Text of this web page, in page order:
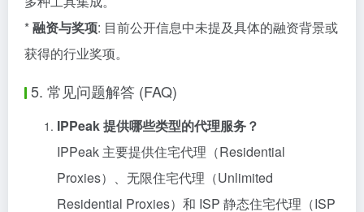
*融资与奖项: 目前公开信息中未提及具体的融资背景或
获得的行业奖项。
5. 常见问题解答 (FAQ)
IPPeak 提供哪些类型的代理服务？
IPPeak 主要提供住宅代理（Residential
Proxies）、无限住宅代理（Unlimited
Residential Proxies）和 ISP 静态住宅代理（ISP